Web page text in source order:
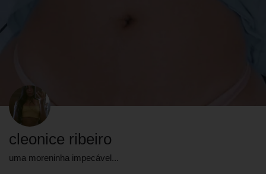
cleonice ribeiro
uma moreninha impecável...